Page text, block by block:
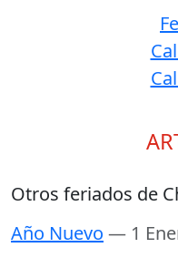
Otros feriados de
Año Nuevo — 1